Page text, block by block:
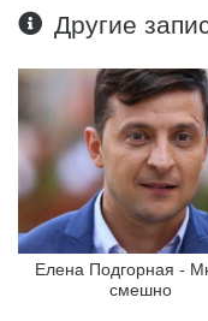
Другие
Елена Подгорная -
смешно